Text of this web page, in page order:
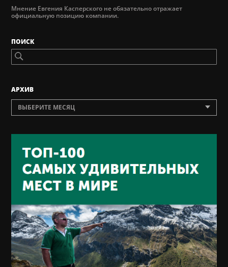
Мнение Евгения Касперского не обязательно отражает
официальную позицию компании.
ПОИСК
AРХИВ
ВЫБЕРИТЕ МЕСЯЦ